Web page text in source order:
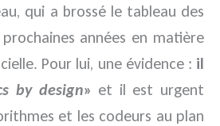
qui a brossé le tableau des
années en matière
Pour lui, une évidence : il
by design» et il est urgent
et les codeurs au plan